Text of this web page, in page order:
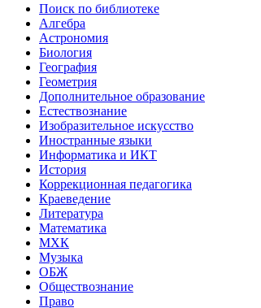
Поиск по библиотеке
Алгебра
Астрономия
Биология
География
Геометрия
Дополнительное образование
Естествознание
Изобразительное искусство
Иностранные языки
Информатика и ИКТ
История
Коррекционная педагогика
Краеведение
Литература
Математика
МХК
Музыка
ОБЖ
Обществознание
Право